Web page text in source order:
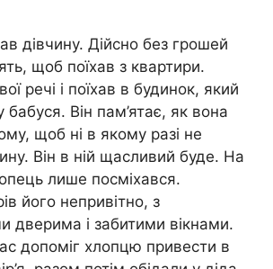
дівчину. Дійсно без грошей
щоб поїхав з квартири.
речі і поїхав в будинок, який
бабуся. Він пам’ятає, як вона
щоб ні в якому разі не
Він в ній щасливий буде. На
лише посміхався.
його непривітно, з
дверима і забитими вікнами.
допоміг хлопцю привести в